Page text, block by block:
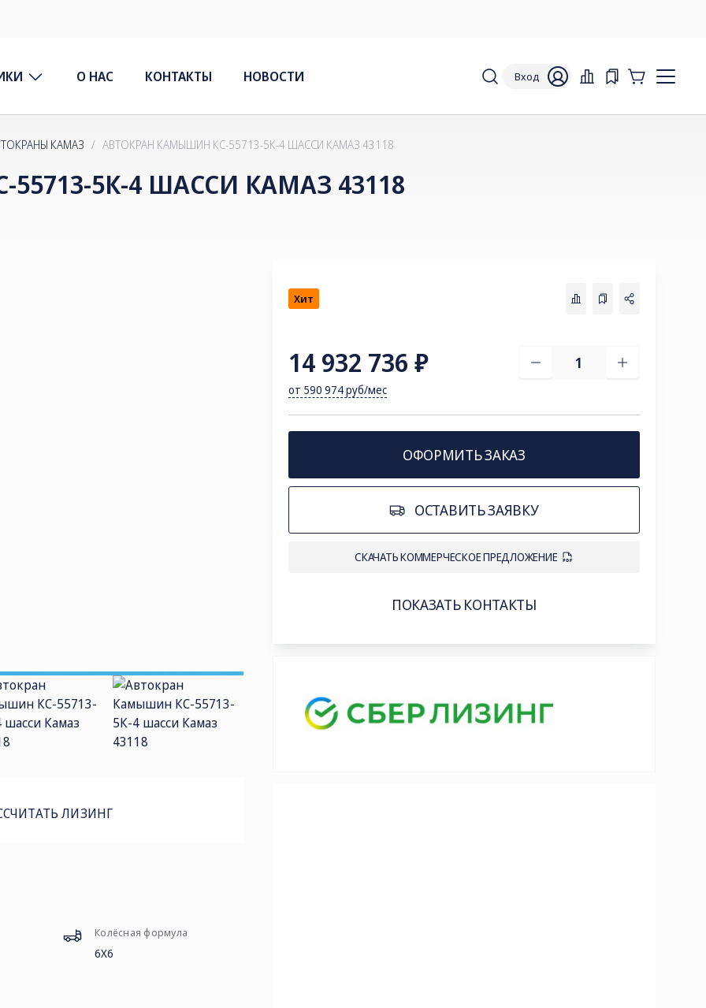
О НАС КОНТАКТЫ НОВОСТИ Вход
КАМАЗ / АВТОКРАН КАМЫШИН КС-55713-5К-4 ШАССИ КАМАЗ 43118
5К-4 ШАССИ КАМАЗ 43118
Хит
14 932 736 ₽
от 590 974 руб/мес
ОФОРМИТЬ ЗАКАЗ
ОСТАВИТЬ ЗАЯВКУ
СКАЧАТЬ КОММЕРЧЕСКОЕ ПРЕДЛОЖЕНИЕ
ПОКАЗАТЬ КОНТАКТЫ
ЛИЗИНГ
Колёсная формула
6Х6